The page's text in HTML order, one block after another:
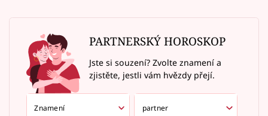
PARTNERSKÝ HOROSKOP
Jste si souzení? Zvolte znamení a
zjistěte, jestli vám hvězdy přejí.